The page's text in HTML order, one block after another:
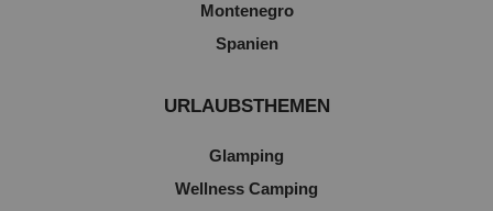
Montenegro
Spanien
URLAUBSTHEMEN
Glamping
Wellness Camping